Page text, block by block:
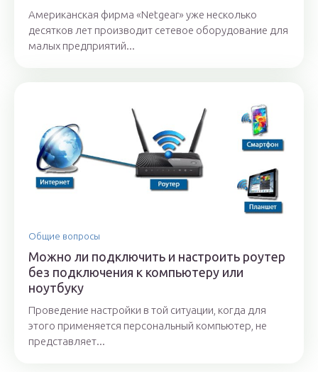
Американская фирма «Netgear» уже несколько
десятков лет производит сетевое оборудование для
малых предприятий...
Общие вопросы
Можно ли подключить и настроить роутер
без подключения к компьютеру или
ноутбуку
Проведение настройки в той ситуации, когда для
этого применяется персональный компьютер, не
представляет...